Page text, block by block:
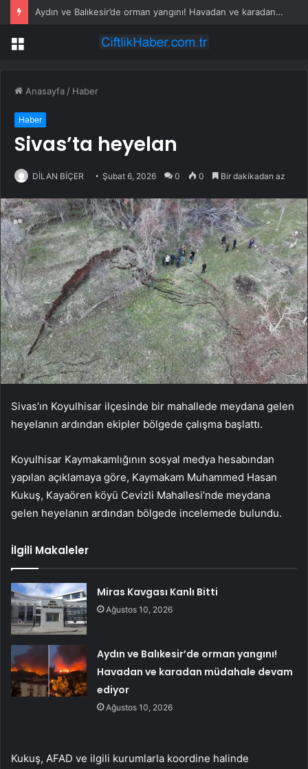
Aydın ve Balıkesir’de orman yangını! Havadan ve karadan müdahale devam ediyor
Menü
Anasayfa / Haber
Haber
Sivas’ta heyelan
DİLAN BİÇER Şubat 6, 2026 0 0 Bir dakikadan az
Sivas’ın Koyulhisar ilçesinde bir mahallede meydana gelen
heyelanın ardından ekipler bölgede çalışma başlattı.
Koyulhisar Kaymakamlığının sosyal medya hesabından
yapılan açıklamaya göre, Kaymakam Muhammed Hasan
Kukuş, Kayaören köyü Cevizli Mahallesi’nde meydana
gelen heyelanın ardından bölgede incelemede bulundu.
İlgili Makaleler
Miras Kavgası Kanlı Bitti
Ağustos 10, 2026
Aydın ve Balıkesir’de orman yangını!
Havadan ve karadan müdahale devam
ediyor
Ağustos 10, 2026
Kukuş, AFAD ve ilgili kurumlarla koordine halinde